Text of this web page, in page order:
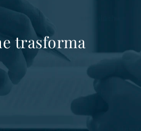
trasforma